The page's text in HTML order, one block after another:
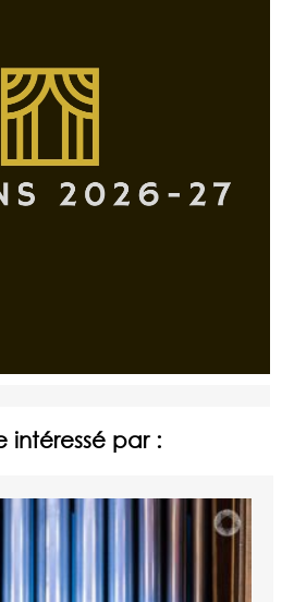
intéressé par :